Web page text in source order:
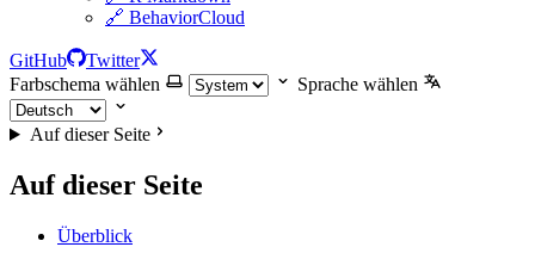
🔗 BehaviorCloud
GitHub
Twitter
Farbschema wählen
Sprache wählen
Auf dieser Seite
Auf dieser Seite
Überblick